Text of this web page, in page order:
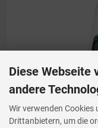
Diese Webseite
andere
Wir verwenden Cookies
Drittanbietern, um die